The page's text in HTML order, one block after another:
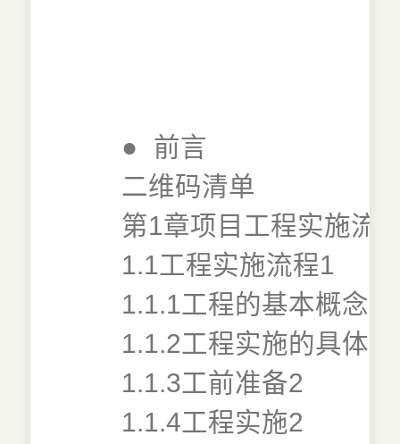
●
前言
二维码清单
第1章项目工程实施流
1.1工程实施流程1
1.1.1工程的基本概念1
1.1.2工程实施的具体
1.1.3工前准备2
1.1.4工程实施2